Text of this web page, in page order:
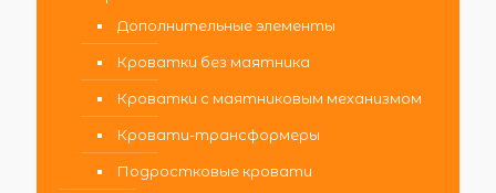
Дополнительные элементы
Кроватки без маятника
Кроватки с маятниковым механизмом
Кровати-трансформеры
Подростковые кровати